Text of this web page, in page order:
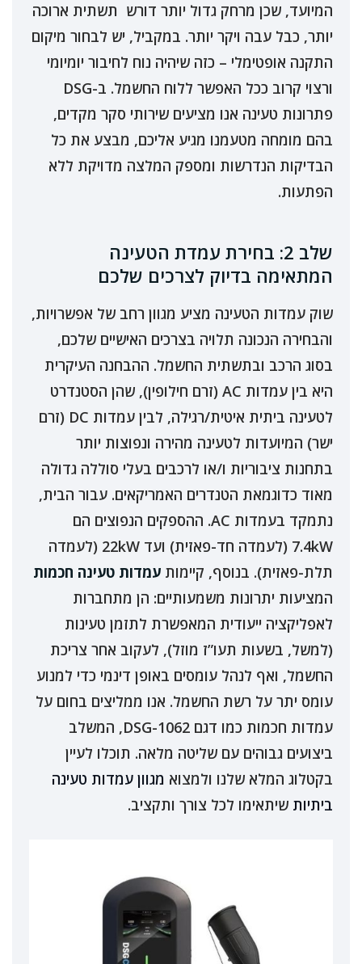
המיועד, שכן מרחק גדול יותר דורש תשתית ארוכה
יותר, כבל עבה ויקר יותר. במקביל, יש לבחור מיקום
התקנה אופטימלי – כזה שיהיה נוח לחיבור יומיומי
ורצוי קרוב ככל האפשר ללוח החשמל. ב-DSG
פתרונות טעינה אנו מציעים שירותי סקר מקדים,
בהם מומחה מטעמנו מגיע אליכם, מבצע את כל
הבדיקות הנדרשות ומספק המלצה מדויקת ללא
הפתעות.
שלב 2: בחירת עמדת הטעינה
המתאימה בדיוק לצרכים שלכם
שוק עמדות הטעינה מציע מגוון רחב של אפשרויות,
והבחירה הנכונה תלויה בצרכים האישיים שלכם,
בסוג הרכב ובתשתית החשמל. ההבחנה העיקרית
היא בין עמדות AC (זרם חילופין), שהן הסטנדרט
לטעינה ביתית איטית/רגילה, לבין עמדות DC (זרם
ישר) המיועדות לטעינה מהירה ונפוצות יותר
בתחנות ציבוריות ו/או לרכבים בעלי סוללה גדולה
מאוד כדוגמאת הטנדרים האמריקאים. עבור הבית,
נתמקד בעמדות AC. ההספקים הנפוצים הם
7.4kW (לעמדה חד-פאזית) ועד 22kW (לעמדה
תלת-פאזית). בנוסף, קיימות עמדות טעינה חכמות
המציעות יתרונות משמעותיים: הן מתחברות
לאפליקציה ייעודית המאפשרת לתזמן טעינות
(למשל, בשעות תעו”ז מוזל), לעקוב אחר צריכת
החשמל, ואף לנהל עומסים באופן דינמי כדי למנוע
עומס יתר על רשת החשמל. אנו ממליצים בחום על
עמדות חכמות כמו דגם DSG-1062, המשלב
ביצועים גבוהים עם שליטה מלאה. תוכלו לעיין
בקטלוג המלא שלנו ולמצוא מגוון עמדות טעינה
ביתיות שיתאימו לכל צורך ותקציב.